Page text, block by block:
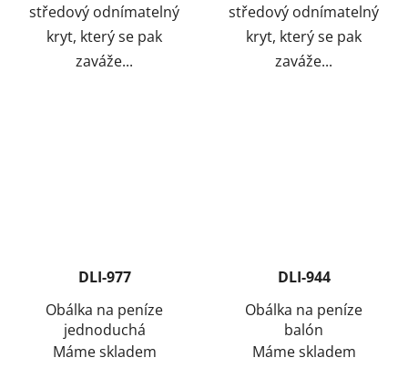
středový odnímatelný
kryt, který se pak
zaváže...
středový odnímatelný
kryt, který se pak
zaváže...
DLI-977
Obálka na peníze
jednoduchá
Máme skladem
DLI-944
Obálka na peníze
balón
Máme skladem